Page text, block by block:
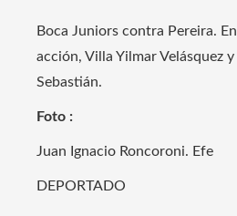
Boca Juniors contra Pereira. En
acción, Villa Yilmar Velásquez y
Sebastián.
Foto :
Juan Ignacio Roncoroni. Efe
DEPORTADO